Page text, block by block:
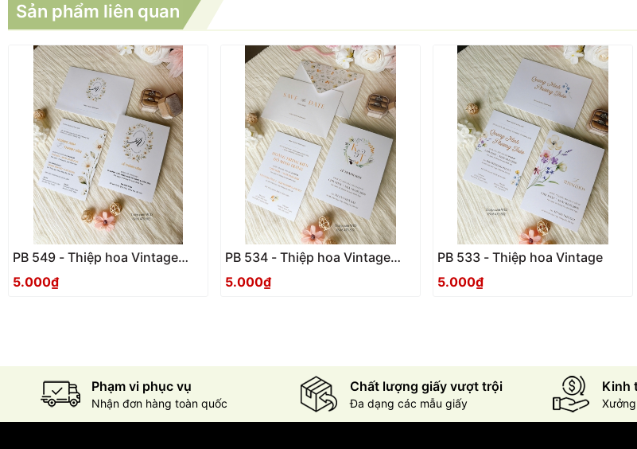
Sản phẩm liên quan
PB 549 - Thiệp hoa Vintage
trang trọng
5.000₫
PB 534 - Thiệp hoa Vintage
trang trọng
5.000₫
PB 533 - Thiệp hoa Vintage
5.000₫
Phạm vi phục vụ
Nhận đơn hàng toàn quốc
Chất lượng giấy vượt trội
Đa dạng các mẫu giấy
Kinh